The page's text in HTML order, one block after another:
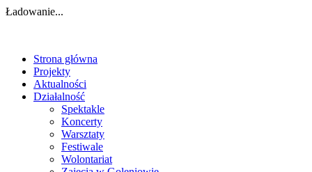
Ładowanie...
Strona główna
Projekty
Aktualności
Działalność
Spektakle
Koncerty
Warsztaty
Festiwale
Wolontariat